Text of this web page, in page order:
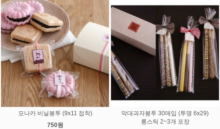
모나카 비닐봉투 (9x11 접착)
750원
막대과자봉투 30매입 (투명 6x29)
롱스틱 2~3개 포장